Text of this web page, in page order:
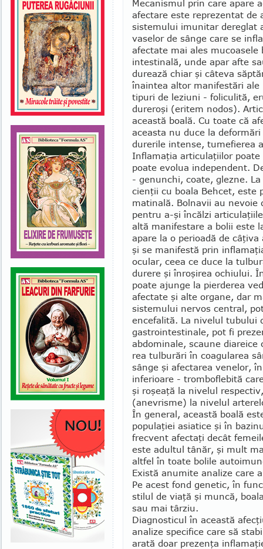
Me­canismul prin care apare
afectare este reprezentat de
sistemului imunitar dereglat
vaselor de sânge care se
afectate mai ales mucoasele
intestinală, unde apar afte
durează chiar şi câteva
înaintea altor manifestări ale
tipuri de leziuni - foliculită,
dureroşi (eri­tem nodos).
această boală. Cu toate că
aceasta nu duce la
dure­rile intense, tu­mefierea
Inflamaţia articulaţiilor poate
poate evo­lua independent.
- genunchi, coate, glez­­ne.
cienţii cu boala Behcet, este
matinală. Bolnavii au nevoie
pentru a-şi încălzi
altă manifestare a bolii este
apare la o perioadă de
şi se ma­ni­festă prin
ocular, ceea ce duce la
durere şi înroşirea ochiului.
poate ajunge la pierderea
afectate şi alte organe, dar
sistemului nervos central,
encefalită. La nivelul tubului
gastrointestinale, pot fi
abdominale, scau­ne
rea tulburări în coagularea
sânge şi afectarea venelor,
inferioare - trom­boflebită
şi ro­şeaţă la nivelul
(anevrisme) la nivelul
În general, această boală
populaţiei asiatice şi în
frecvent afectaţi decât
este adultul tânăr, şi mult
altfel în toate bolile
Există anu­mite analize care
Pe acest fond genetic, în
stilul de viaţă şi muncă,
sau mai târziu.
Diagnosticul în această
analize specifice care să
arată doar prezenţa